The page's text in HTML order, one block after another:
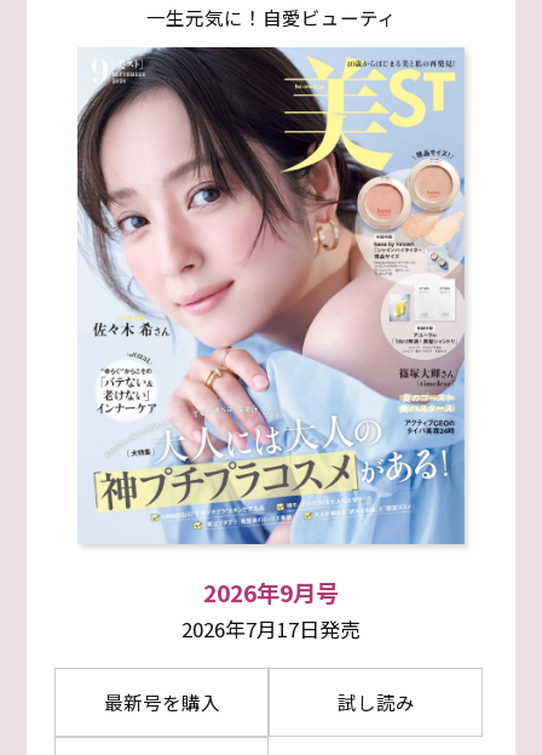
一生元気に！自愛ビューティ
2026年9月号
2026年7月17日発売
最新号を購入 試し読み